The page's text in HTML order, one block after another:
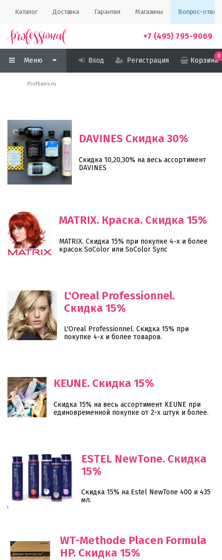
Каталог Доставка Гарантия Магазины Вопрос-ответ
+7 (495) 795-9069
Меню Вход Регистрация Корзина
0
Profhairs.ru
DAVINES Скидка 30%
Скидка 10,20,30% на весь ассортимент
DAVINES
MATRIX. Краска. Скидка 15%
MATRIX. Скидка 15% при покупке 4-х и более
красок SoColor или SoColor Sync
L'Oreal Professionnel.
Скидка 15%
L'Oreal Professionnel. Скидка 15% при
покупке 4-х и более товаров.
KEUNE. Скидка 15%
Скидка 15% на весь ассортимент KEUNE при
единовременной покупке от 2-х штук и более.
ESTEL NewTone. Скидка
15%
Скидка 15% на Estel NewTone 400 и 435
мл.
WT-Methode Placen Formula
HP. Скидка 15%